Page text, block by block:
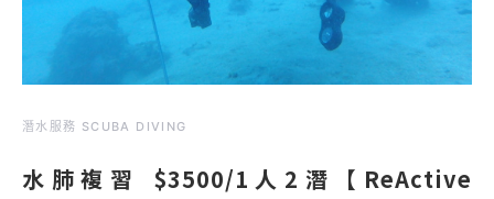
潛水服務 SCUBA DIVING
水肺複習 $3500/1人2潛【ReActive